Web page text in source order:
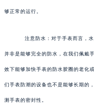
够正常的运行。
注意防水：对于手表而言，水
并非是能够完全的防水，在我们佩戴
效下能够加快手表的防水胶圈的老化
们手表防潮的设备也不是能够长期的
测手表的密封性。